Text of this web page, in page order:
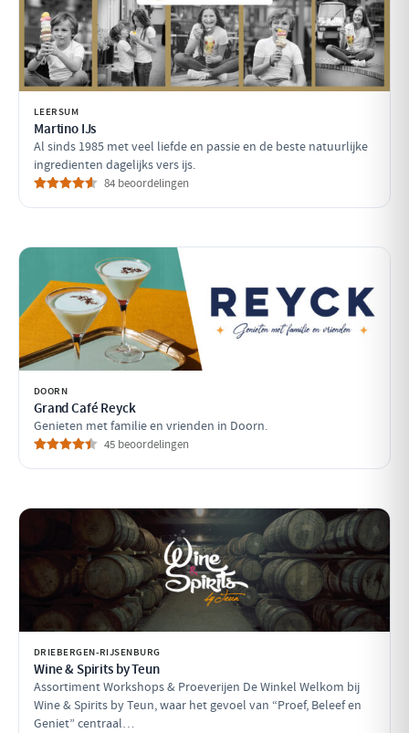
LEERSUM
Martino IJs
Al sinds 1985 met veel liefde en passie en de beste natuurlijke
ingredienten dagelijks vers ijs.
84 beoordelingen
DOORN
Grand Café Reyck
Genieten met familie en vrienden in Doorn.
45 beoordelingen
DRIEBERGEN-RIJSENBURG
Wine & Spirits by Teun
Assortiment Workshops & Proeverijen De Winkel Welkom bij
Wine & Spirits by Teun, waar het gevoel van “Proef, Beleef en
Geniet” centraal…